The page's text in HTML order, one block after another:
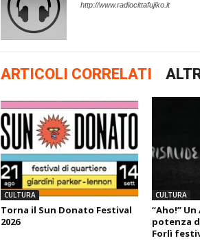
http://www.radiocittafujiko.it
ARTICOLI CORRELATI
CULTURA
Torna il Sun Donato Festival
2026
CULTURA
“Aho!”
potenza
Forlì